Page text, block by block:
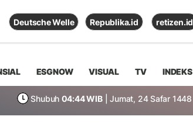
Deutsche Welle Republika.id retizen.id
ESGNOW VISUAL TV INDEKS
Shubuh 04:44 WIB | Jumat, 24 Safar 1448